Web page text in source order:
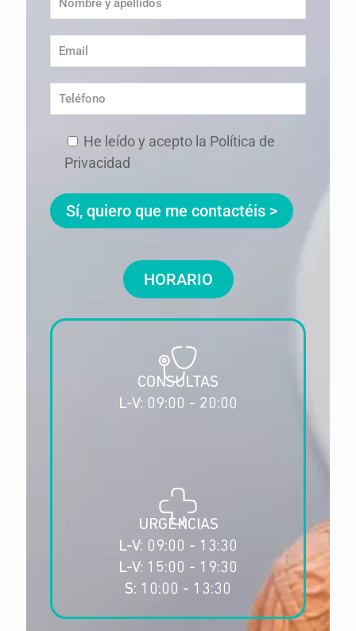
He leído y acepto la Política de
Privacidad
HORARIO
CONSULTAS
L-V: 09:00 - 20:00
URGENCIAS
L-V: 09:00 - 13:30
L-V: 15:00 - 19:30
S: 10:00 - 13:30